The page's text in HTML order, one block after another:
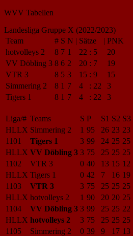
WVV Tabellen
Landesliga Gruppe X (2022/2023)
Team
# S N | Sätze | PNK
hotvolleys 2
8 7 1 22 : 5
20
VV Döbling 3 8 6 2 20 : 7
19
VTR 3
8 5 3 15 : 9
15
Simmering 2
8 1 7 4 : 22
3
Tigers 1
8 1 7 4 : 22 3
Liga/# Teams S P S1 S2 S3
HLLX Simmering 2 1 95 26 23 23
1101
Tigers 1 3 99 24 25 25
HLLX VV Döbling 3 3 75 25 25 25
1102
VTR 3 0 40 13 15 12
HLLX Tigers 1 0 42 7 16 19
1103
VTR 3 3 75 25 25 25
HLLX hotvolleys 2 1 90 20 20 25
1104
VV Döbling 3 3 99 25 25 22
HLLX hotvolleys 2 3 75 25 25 25
1105
Simmering 2 0 39 9 17 13